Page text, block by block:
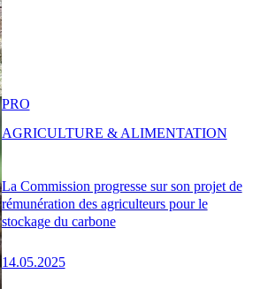
La Commission progresse sur son projet de
rémunération des agriculteurs pour le
stockage du carbone
14.05.2025
PRO
AGRICULTURE & ALIMENTATION